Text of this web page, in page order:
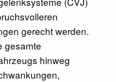
gerecht werden.
gesamte
hinweg